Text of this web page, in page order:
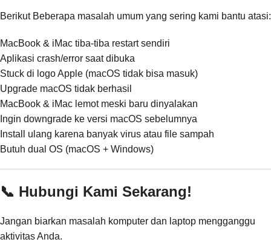
Berikut Beberapa masalah umum yang sering kami bantu atasi:
MacBook & iMac tiba-tiba restart sendiri
Aplikasi crash/error saat dibuka
Stuck di logo Apple (macOS tidak bisa masuk)
Upgrade macOS tidak berhasil
MacBook & iMac lemot meski baru dinyalakan
Ingin downgrade ke versi macOS sebelumnya
Install ulang karena banyak virus atau file sampah
Butuh dual OS (macOS + Windows)
📞 Hubungi Kami Sekarang!
Jangan biarkan masalah komputer dan laptop mengganggu
aktivitas Anda.